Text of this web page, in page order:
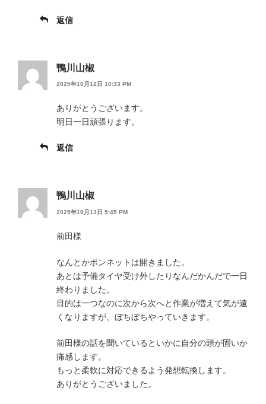
返信
鴨川山椒
2025年10月12日 10:33 PM
ありがとうございます。
明日一日頑張ります。
返信
鴨川山椒
2025年10月13日 5:45 PM
前田様
なんとかボンネットは開きました。
あとは予備タイヤ受け外したりなんだかんだで一日
終わりました。
目的は一つなのに次から次へと作業が増えて気が遠
くなりますが、ぼちぼちやっていきます。
前田様の話を聞いているといかに自分の頭が固いか
痛感します。
もっと柔軟に対応できるよう発想転換します。
ありがとうございました。